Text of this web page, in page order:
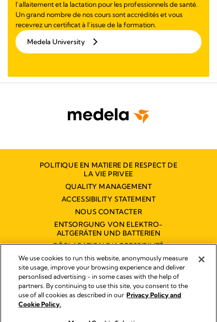
l’allaitement et la lactation pour les professionnels de santé.
Un grand nombre de nos cours sont accrédités et vous
recevrez un certificat à l’issue de la formation.
Medela University
POLITIQUE EN MATIERE DE RESPECT DE
LA VIE PRIVEE
QUALITY MANAGEMENT
ACCESSIBILITY STATEMENT
NOUS CONTACTER
ENTSORGUNG VON ELEKTRO-
ALTGERÄTEN UND BATTERIEN
DÉCLARATION D'ACCESSIBILITÉ
NUMÉRIQUE
Empreinte
Legal Notice
We use cookies to run this website, anonymously measure
site usage, improve your browsing experience and deliver
personlised advertising - in some cases with the help of
partners. By continuing to use this site, you consent to the
use of all cookies as described in our Privacy Policy and
Cookie Policy.